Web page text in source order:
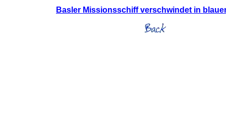
Basler Missionsschiff verschwindet in